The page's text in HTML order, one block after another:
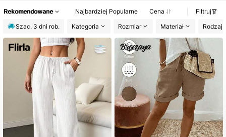
Rekomendowane Najbardziej Popularne Cena
Filtruj
Szac. 3 dni rob.
Kategoria Rozmiar Materiał Rodzaj